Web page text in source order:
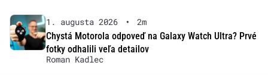
1. augusta 2026 •
2m
Chystá Motorola odpoveď na Galaxy Watch Ultra? Prvé
fotky odhalili veľa detailov
Roman Kadlec